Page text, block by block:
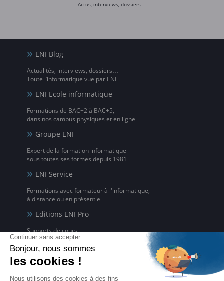
Actus, interviews, dossiers…
ENI Blog
Actualités, interviews, dossiers…
Toute l’informatique vue par ENI
ENI Ecole informatique
Formations de BAC+2 à BAC+5,
dans nos campus physiques et en ligne
Groupe ENI
Expert de la formation informatique
sous toutes ses formes depuis 1981
ENI Service
Formations avec formateur à l'informatique,
à distance ou en présentiel
Editions ENI Pro
Supports de cours
pour les organismes de formation
ENI elearning
La solution de formation à l'informatique en ligne,